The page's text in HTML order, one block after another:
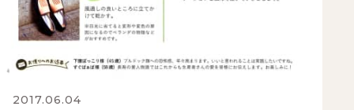
2017.06.04